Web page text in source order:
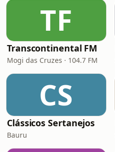
TF
Transcontinental FM
Mogi das Cruzes · 104.7 FM
CS
Clássicos Sertanejos
Bauru